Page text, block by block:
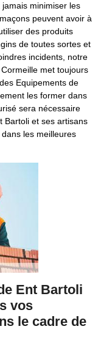
minimiser les
peuvent avoir à
des produits
de toutes sortes et
incidents, notre
met toujours
Equipements de
les former dans
sera nécessaire
Bartoli et ses artisans
les meilleures
Ent Bartoli
vos
le cadre de